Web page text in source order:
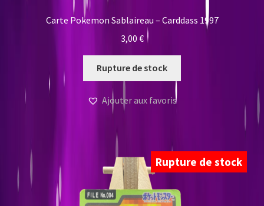
Carte Pokemon Sablaireau – Carddass 1997
3,00 €
Rupture de stock
Ajouter aux favoris
Rupture de stock